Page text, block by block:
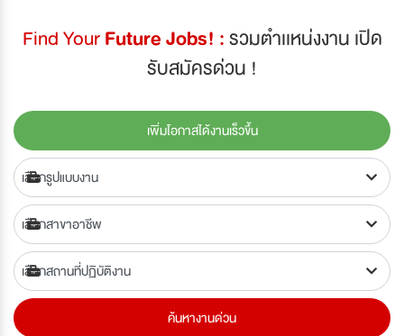
Find YourFuture Jobs! :รวมตำเเหน่งงาน เปิด
รับสมัครด่วน !
เพิ่มโอกาสได้งานเร็วขึ้น
ค้นหางานด่วน